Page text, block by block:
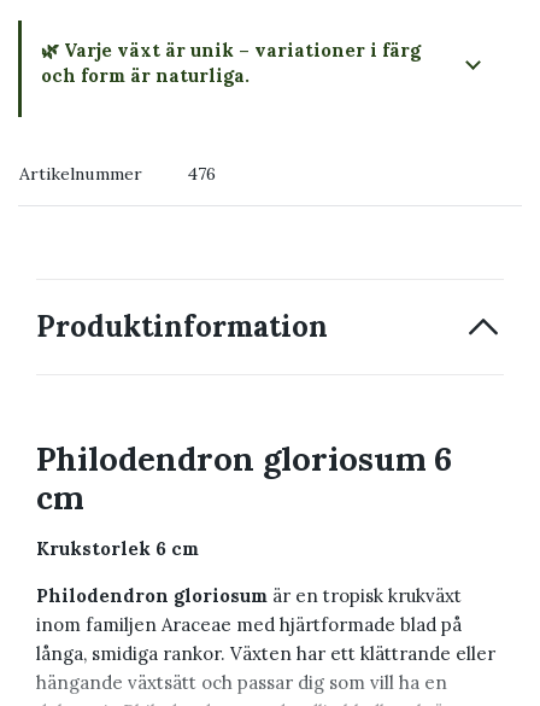
🌿 Varje växt är unik – variationer i färg
och form är naturliga.
Artikelnummer 476
Produktinformation
Philodendron gloriosum 6
cm
Krukstorlek 6 cm
Philodendron gloriosum är en tropisk krukväxt
inom familjen Araceae med hjärtformade blad på
långa, smidiga rankor. Växten har ett klättrande eller
hängande växtsätt och passar dig som vill ha en